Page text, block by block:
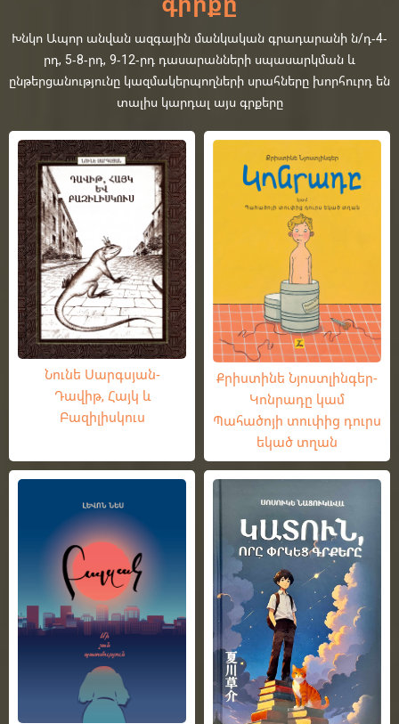
Խնկո Ապոր անվան ազգային մանկական գրադարանի ն/դ-4-
րդ, 5-8-րդ, 9-12-րդ դասարանների սպասարկման և
ընթերցանությունը կազմակերպողների սրահները խորհուրդ են
տալիս կարդալ այս գրքերը
Նունե Սարգսյան-
Դավիթ, Հայկ և
Բազիլիսկուս
Քրիստինե Նյոստլինգեր-
Կոնրադը կամ
Պահածոյի տուփից դուրս
եկած տղան